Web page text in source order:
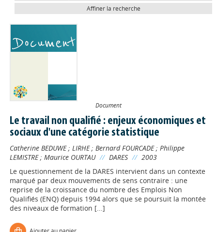
Affiner la recherche
Document
Le travail non qualifié : enjeux économiques et
sociaux d'une catégorie statistique
Catherine BEDUWE; LIRHE; Bernard FOURCADE; Philippe
LEMISTRE; Maurice OURTAU // DARES // 2003
Le questionnement de la DARES intervient dans un contexte
marqué par deux mouvements de sens contraire : une
reprise de la croissance du nombre des Emplois Non
Qualifiés (ENQ) depuis 1994 alors que se poursuit la montée
des niveaux de formation [...]